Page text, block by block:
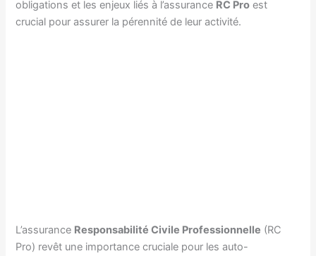
obligations et les enjeux liés à l’assurance RC Pro est
crucial pour assurer la pérennité de leur activité.
L’assurance Responsabilité Civile Professionnelle (RC
Pro) revêt une importance cruciale pour les auto-